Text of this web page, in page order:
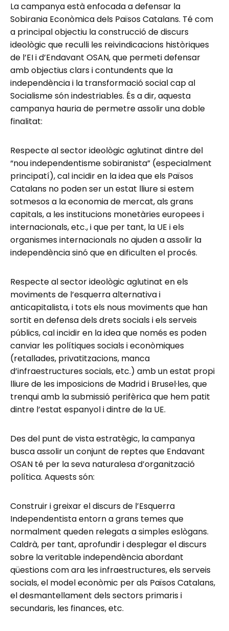
La campanya està enfocada a defensar la
Sobirania Econòmica dels Països Catalans. Té com
a principal objectiu la construcció de discurs
ideològic que reculli les reivindicacions històriques
de l’EI i d’Endavant OSAN, que permeti defensar
amb objectius clars i contundents que la
independència i la transformació social cap al
Socialisme són indestriables. És a dir, aquesta
campanya hauria de permetre assolir una doble
finalitat:
Respecte al sector ideològic aglutinat dintre del
“nou independentisme sobiranista” (especialment
principatí), cal incidir en la idea que els Països
Catalans no poden ser un estat lliure si estem
sotmesos a la economia de mercat, als grans
capitals, a les institucions monetàries europees i
internacionals, etc., i que per tant, la UE i els
organismes internacionals no ajuden a assolir la
independència sinó que en dificulten el procés.
Respecte al sector ideològic aglutinat en els
moviments de l’esquerra alternativa i
anticapitalista, i tots els nous moviments que han
sortit en defensa dels drets socials i els serveis
públics, cal incidir en la idea que només es poden
canviar les polítiques socials i econòmiques
(retallades, privatitzacions, manca
d’infraestructures socials, etc.) amb un estat propi
lliure de les imposicions de Madrid i Brusel·les, que
trenqui amb la submissió perifèrica que hem patit
dintre l’estat espanyol i dintre de la UE.
Des del punt de vista estratègic, la campanya
busca assolir un conjunt de reptes que Endavant
OSAN té per la seva naturalesa d’organització
política. Aquests són:
Construir i greixar el discurs de l’Esquerra
Independentista entorn a grans temes que
normalment queden relegats a simples eslògans.
Caldrà, per tant, aprofundir i desplegar el discurs
sobre la veritable independència abordant
qüestions com ara les infraestructures, els serveis
socials, el model econòmic per als Països Catalans,
el desmantellament dels sectors primaris i
secundaris, les finances, etc.